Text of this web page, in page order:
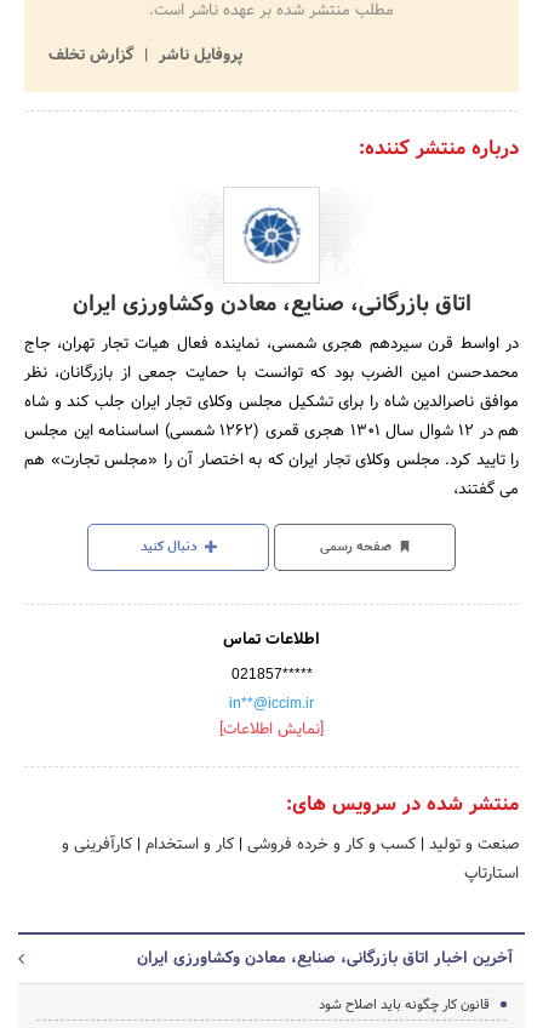
مطلب منتشر شده بر عهده ناشر است.
پروفایل ناشر
گزارش تخلف
درباره منتشر کننده:
اتاق بازرگانی، صنایع، معادن وکشاورزی ایران
در اواسط قرن سیردهم هجری شمسی، نماینده فعال هیات تجار تهران، جاج
محمدحسن امین الضرب بود که توانست با حمایت جمعی از بازرگانان، نظر
موافق ناصرالدین شاه را برای تشکیل مجلس وکلای تجار ایران جلب کند و شاه
هم در 12 شوال سال 1301 هجری قمری (1262 شمسی) اساسنامه این مجلس
را تایید کرد. مجلس وکلای تجار ایران که به اختصار آن را «مجلس تجارت» هم
می گفتند،
صفحه رسمی دنبال کنید
اطلاعات تماس
021857*****
in**@iccim.ir
[نمایش اطلاعات]
منتشر شده در سرویس های:
صنعت و تولید | کسب و کار و خرده فروشی | کار و استخدام | کارآفرینی و
استارتاپ
آخرین اخبار اتاق بازرگانی، صنایع، معادن وکشاورزی ایران
قانون کار چگونه باید اصلاح شود